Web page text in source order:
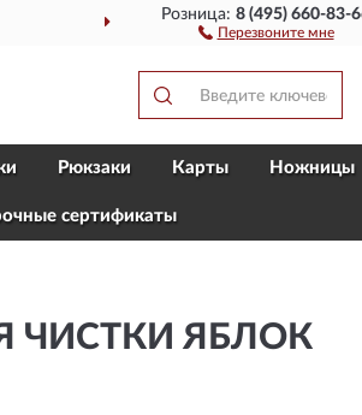
Розница:8 (495) 660-83-
Перезвоните мне
Рюкзаки Карты Ножницы
сертификаты
ЧИСТКИ ЯБЛОК